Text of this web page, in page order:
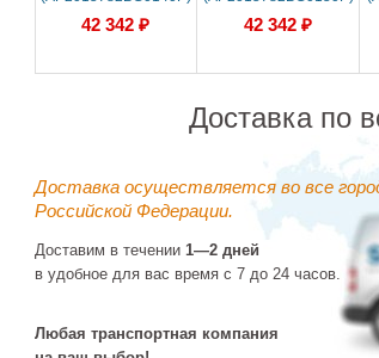
черный
42 342 ₽
Cream
42 342 ₽
Душевой поддон
белый
68 194 ₽
Душевой поддон
(AP2015782BC0180P)
Light Aged Wood
42 342 ₽
Доставка по
Доставка осуществляется во все
Российской Федерации.
Доставим в течении 1—2 дней
в удобное для вас время с 7 до 24 часов.
Любая транспортная компания